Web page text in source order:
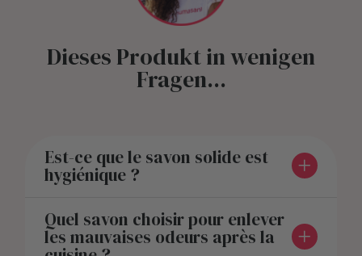
Dieses Produkt in wenigen
Fragen...
Est-ce que le savon solide est
hygiénique ?
Quel savon choisir pour enlever
les mauvaises odeurs après la